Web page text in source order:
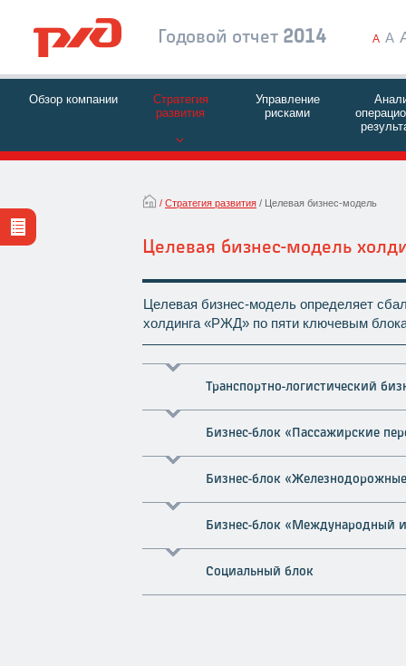
Годовой отчет 2014 A A
Обзор компании
Стратегия
развития
Управление
рисками
Стратегия развития Целевая бизнес-модель
Целевая бизнес-модель
Целевая бизнес-модель определяет
холдинга «РЖД» по пяти ключевым
Транспортно-логистический
Бизнес-блок «Пассажирские
Бизнес-блок
Бизнес-блок «Международный
Социальный блок